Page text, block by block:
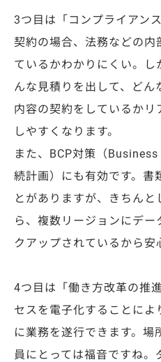
3つ目は「コンプライアン
契約の場合、法務などの
ているかわかりにくい。
んな見積りを出して、どん
内容の契約をしているか
しやすくなります。
また、BCP対策（
続計画）にも有効です。書
とがありますが、きちん
ら、複数リージョンにデ
クアップされているから安
4つ目は「働き方改革の推
セスを電子化することによ
に業務を遂行できます。場
員にとっては福音ですね。